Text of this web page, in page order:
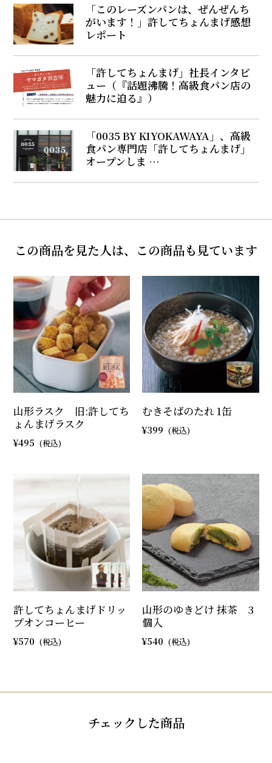
「このレーズンパンは、ぜんぜんち
がいます！」許してちょんまげ感想
レポート
「許してちょんまげ」社長インタビ
ュー（『話題沸騰！高級食パン店の
魅力に迫る』）
「0035 BY KIYOKAWAYA」、高級
食パン専門店「許してちょんまげ」
オープンしま …
この商品を見た人は、この商品も見ています
山形ラスク 旧:許してち
ょんまげラスク
495
むきそばのたれ 1缶
399
許してちょんまげドリッ
プオンコーヒー
570
山形のゆきどけ 抹茶 3
個入
540
チェックした商品